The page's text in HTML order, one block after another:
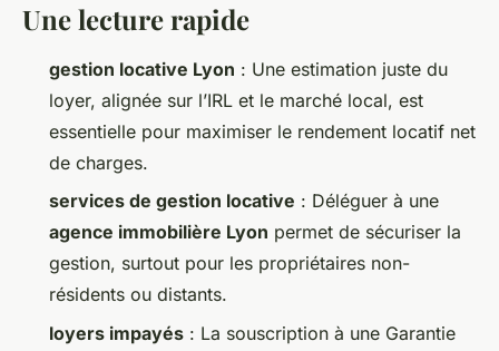
Découvrez une gestion
locative à Lyon sans tracas
Dulce•23/04/2026 07:36•11 min de lecture
Une lecture rapide
gestion locative Lyon : Une estimation juste du
loyer, alignée sur l’IRL et le marché local, est
essentielle pour maximiser le rendement locatif net
de charges.
services de gestion locative : Déléguer à une
agence immobilière Lyon permet de sécuriser la
gestion, surtout pour les propriétaires non-
résidents ou distants.
loyers impayés : La souscription à une Garantie